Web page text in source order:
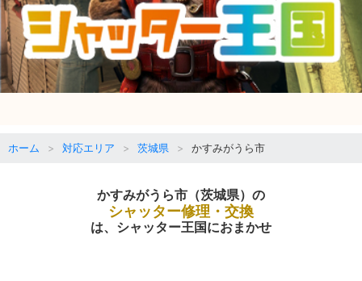
ホーム 対応エリア 茨城県 かすみがうら市
かすみがうら市（茨城県）の
シャッター修理・交換
は、シャッター王国におまかせ